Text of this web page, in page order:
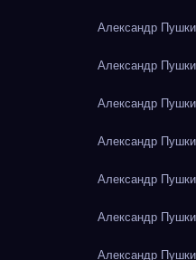
Александр
Александр
Александр
Александр
Александр
Александр
Александр